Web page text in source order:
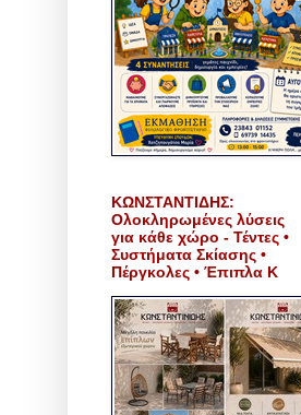
ΚΩΝΣΤΑΝΤΙΔΗΣ:
Ολοκληρωμένες λύσεις
για κάθε χώρο - Τέντες •
Συστήματα Σκίασης •
Πέργκολες • Έπιπλα Κ